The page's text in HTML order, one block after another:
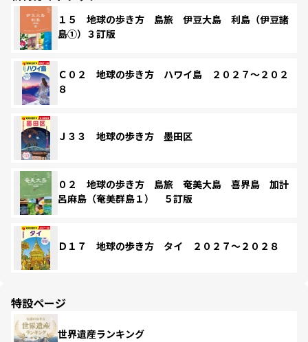
１５ 地球の歩き方 島旅 伊豆大島 利島（伊豆諸
島①）３訂版
Ｃ０２ 地球の歩き方 ハワイ島 ２０２７～２０２
８
Ｊ３３ 地球の歩き方 墨田区
０２ 地球の歩き方 島旅 奄美大島 喜界島 加計
呂麻島（奄美群島１） ５訂版
Ｄ１７ 地球の歩き方 タイ ２０２７～２０２８
特設ページ
世界遺産ランキング